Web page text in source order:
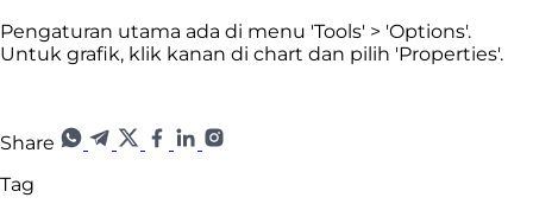
Pengaturan utama ada di menu 'Tools' > 'Options'.
Untuk grafik, klik kanan di chart dan pilih 'Properties'.
Share
Tag